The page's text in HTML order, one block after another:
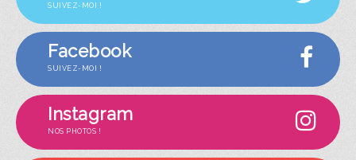
SUIVEZ-MOI !
Facebook
SUIVEZ-MOI !
Instagram
NOS PHOTOS !